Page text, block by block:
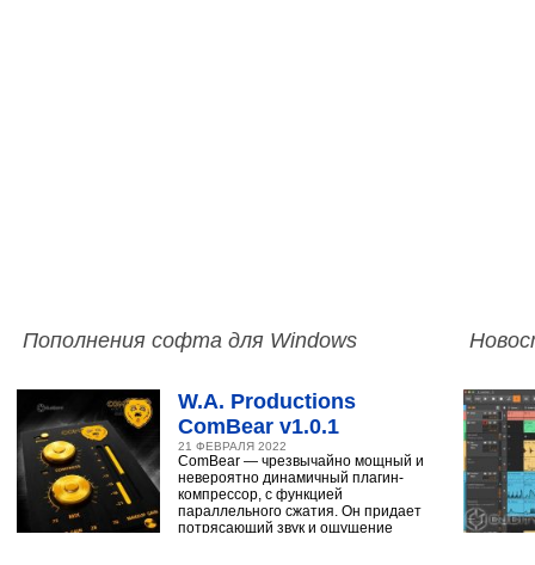
Пополнения софта для Windows
W.A. Productions
ComBear v1.0.1
21 ФЕВРАЛЯ 2022
ComBear — чрезвычайно мощный и
невероятно динамичный плагин-
компрессор, с функцией
параллельного сжатия. Он придает
потрясающий звук и ощущение